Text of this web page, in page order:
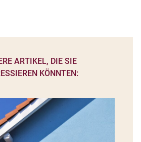
ARTIKEL, DIE SIE
KÖNNTEN: